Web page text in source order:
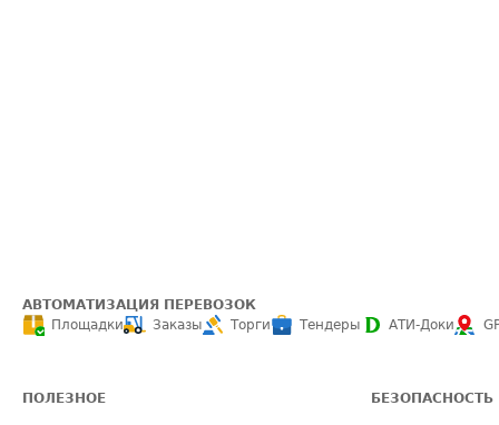
АВТОМАТИЗАЦИЯ ПЕРЕВОЗОК
Площадки
Заказы Торги Тендеры АТИ-Доки
ПОЛЕЗНОЕ БЕЗОПАСНОСТЬ